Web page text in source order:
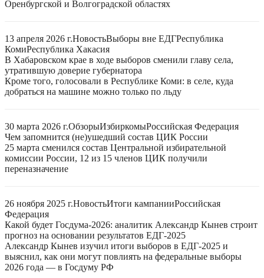
Оренбургской и Волгоградской областях
13 апреля 2026 г.НовостьВыборы вне ЕДГРеспублика
КомиРеспублика Хакасия
В Хабаровском крае в ходе выборов сменили главу села,
утратившую доверие губернатора
Кроме того, голосовали в Республике Коми: в селе, куда
добраться на машине можно только по льду
30 марта 2026 г.ОбзорыИзбиркомыРоссийская Федерация
Чем запомнится (не)ушедший состав ЦИК России
25 марта сменился состав Центральной избирательной
комиссии России, 12 из 15 членов ЦИК получили
переназначение
26 ноября 2025 г.НовостьИтоги кампанииРоссийская
Федерация
Какой будет Госдума-2026: аналитик Александр Кынев строит
прогноз на основании результатов ЕДГ-2025
Александр Кынев изучил итоги выборов в ЕДГ-2025 и
выяснил, как они могут повлиять на федеральные выборы
2026 года — в Госдуму РФ